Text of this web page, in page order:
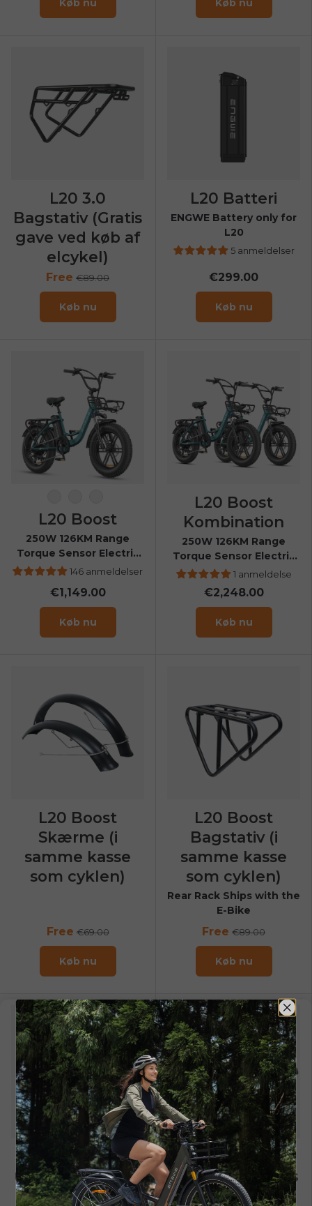
Køb nu Køb nu
L20 3.0
Bagstativ (Gratis
gave ved køb af
elcykel)
Free €89.00
Køb nu
L20 Batteri
ENGWE Battery only for
L20
5 anmeldelser
€299.00
Køb nu
Sort Havgrøn
L20 Boost
250W 126KM Range
Torque Sensor Electric
Fat Bike with a Boost
146 anmeldelser
€1,149.00
Køb nu
L20 Boost
Kombination
250W 126KM Range
Torque Sensor Electric
Fat Bike with a Boost
Button
1 anmeldelse
€2,248.00
Køb nu
L20 Boost
Skærme (i
samme kasse
som cyklen)
Free €69.00
Køb nu
L20 Boost
Bagstativ (i
samme kasse
som cyklen)
Rear Rack Ships with the
E-Bike
Free €89.00
Køb nu
LE20 Battery
ENGWE Battery only for
LE20
LE20
Cykelsikkerheds
rækværk
SIGN UP NOW
email_marketing_consent
Send me news and special offers. I can unsubscribe at
anytime.